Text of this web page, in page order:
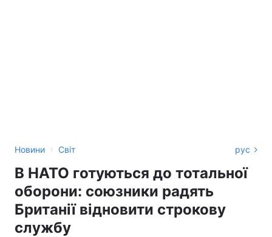
Новини › Світ рус
В НАТО готуються до тотальної
оборони: союзники радять
Британії відновити строкову
службу